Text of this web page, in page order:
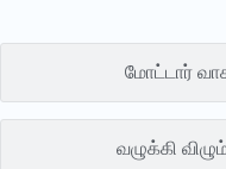
மோட்டார்
வழுக்கி